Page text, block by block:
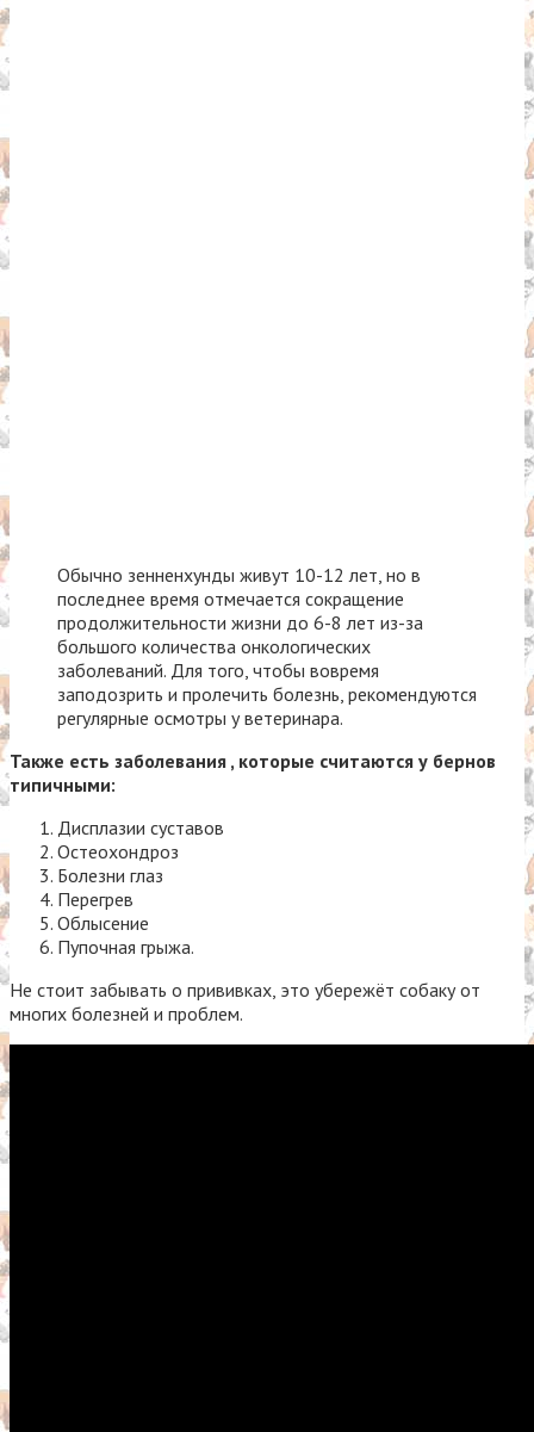
Обычно зенненхунды живут 10-12 лет, но в
последнее время отмечается сокращение
продолжительности жизни до 6-8 лет из-за
большого количества онкологических
заболеваний. Для того, чтобы вовремя
заподозрить и пролечить болезнь, рекомендуются
регулярные осмотры у ветеринара.
Также есть заболевания , которые считаются у бернов
типичными:
Дисплазии суставов
Остеохондроз
Болезни глаз
Перегрев
Облысение
Пупочная грыжа.
Не стоит забывать о прививках, это убережёт собаку от
многих болезней и проблем.